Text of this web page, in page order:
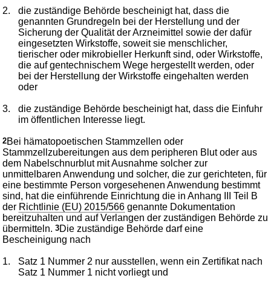
2.
die zuständige Behörde bescheinigt hat, dass die
genannten Grundregeln bei der Herstellung und der
Sicherung der Qualität der Arzneimittel sowie der dafür
eingesetzten Wirkstoffe, soweit sie menschlicher,
tierischer oder mikrobieller Herkunft sind, oder Wirkstoffe,
die auf gentechnischem Wege hergestellt werden, oder
bei der Herstellung der Wirkstoffe eingehalten werden
oder
3.
die zuständige Behörde bescheinigt hat, dass die Einfuhr
im öffentlichen Interesse liegt.
2Bei hämatopoetischen Stammzellen oder
Stammzellzubereitungen aus dem peripheren Blut oder aus
dem Nabelschnurblut mit Ausnahme solcher zur
unmittelbaren Anwendung und solcher, die zur gerichteten, für
eine bestimmte Person vorgesehenen Anwendung bestimmt
sind, hat die einführende Einrichtung die in Anhang III Teil B
der Richtlinie (EU) 2015/566 genannte Dokumentation
bereitzuhalten und auf Verlangen der zuständigen Behörde zu
übermitteln.3Die zuständige Behörde darf eine
Bescheinigung nach
1.
Satz 1 Nummer 2 nur ausstellen, wenn ein Zertifikat nach
Satz 1 Nummer 1 nicht vorliegt und